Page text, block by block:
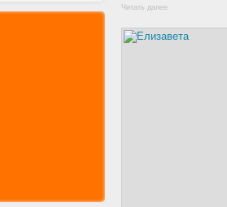
Читать далее